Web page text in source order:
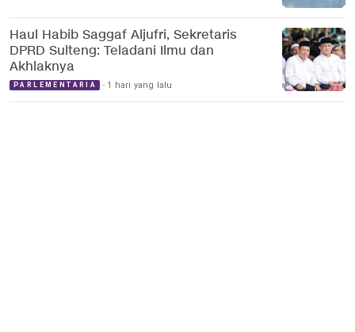
Haul Habib Saggaf Aljufri, Sekretaris
DPRD Sulteng: Teladani Ilmu dan
Akhlaknya
PARLEMENTARIA 1 hari yang lalu